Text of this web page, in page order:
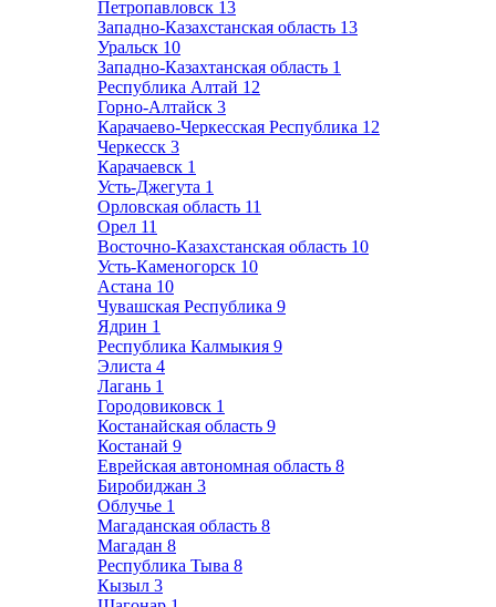
Петропавловск 13
Западно-Казахстанская область 13
Уральск 10
Западно-Казахтанская область 1
Республика Алтай 12
Горно-Алтайск 3
Карачаево-Черкесская Республика 12
Черкесск 3
Карачаевск 1
Усть-Джегута 1
Орловская область 11
Орел 11
Восточно-Казахстанская область 10
Усть-Каменогорск 10
Астана 10
Чувашская Республика 9
Ядрин 1
Республика Калмыкия 9
Элиста 4
Лагань 1
Городовиковск 1
Костанайская область 9
Костанай 9
Еврейская автономная область 8
Биробиджан 3
Облучье 1
Магаданская область 8
Магадан 8
Республика Тыва 8
Кызыл 3